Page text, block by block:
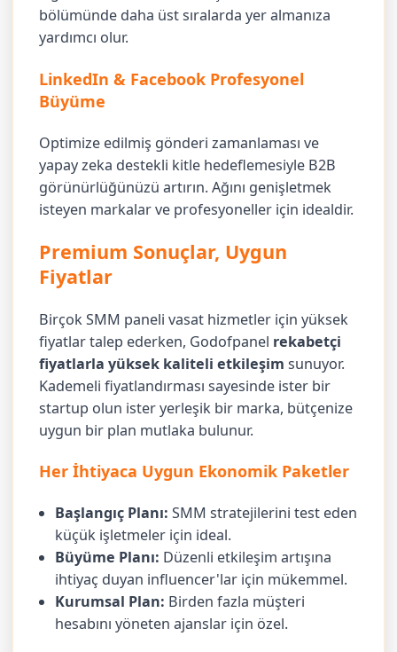
bölümünde daha üst sıralarda yer almanıza
yardımcı olur.
LinkedIn & Facebook Profesyonel
Büyüme
Optimize edilmiş gönderi zamanlaması ve
yapay zeka destekli kitle hedeflemesiyle B2B
görünürlüğünüzü artırın. Ağını genişletmek
isteyen markalar ve profesyoneller için idealdir.
Premium Sonuçlar, Uygun
Fiyatlar
Birçok SMM paneli vasat hizmetler için yüksek
fiyatlar talep ederken, Godofpanel rekabetçi
fiyatlarla yüksek kaliteli etkileşim sunuyor.
Kademeli fiyatlandırması sayesinde ister bir
startup olun ister yerleşik bir marka, bütçenize
uygun bir plan mutlaka bulunur.
Her İhtiyaca Uygun Ekonomik Paketler
Başlangıç Planı: SMM stratejilerini test eden
küçük işletmeler için ideal.
Büyüme Planı: Düzenli etkileşim artışına
ihtiyaç duyan influencer'lar için mükemmel.
Kurumsal Plan: Birden fazla müşteri
hesabını yöneten ajanslar için özel.